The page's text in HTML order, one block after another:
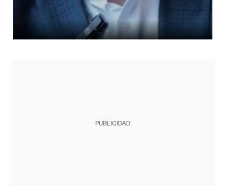
PUBLICIDAD